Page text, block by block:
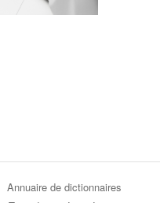
Annuaire de dictionnaires